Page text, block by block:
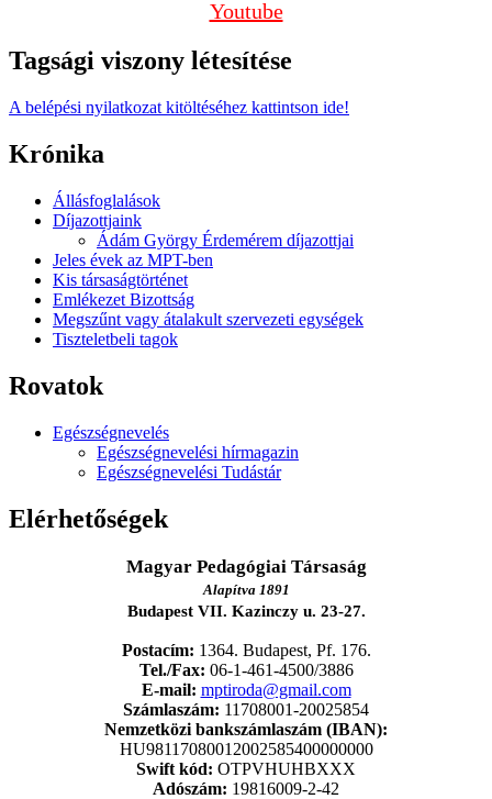
Youtube
Tagsági viszony létesítése
A belépési nyilatkozat kitöltéséhez kattintson ide!
Krónika
Állásfoglalások
Díjazottjaink
Ádám György Érdemérem díjazottjai
Jeles évek az MPT-ben
Kis társaságtörténet
Emlékezet Bizottság
Megszűnt vagy átalakult szervezeti egységek
Tiszteletbeli tagok
Rovatok
Egészségnevelés
Egészségnevelési hírmagazin
Egészségnevelési Tudástár
Elérhetőségek
Magyar Pedagógiai Társaság
Alapítva 1891
Budapest VII. Kazinczy u. 23-27.
Postacím: 1364. Budapest, Pf. 176.
Tel./Fax: 06-1-461-4500/3886
E-mail: mptiroda@gmail.com
Számlaszám: 11708001-20025854
Nemzetközi bankszámlaszám (IBAN):
HU98117080012002585400000000
Swift kód: OTPVHUHBXXX
Adószám: 19816009-2-42